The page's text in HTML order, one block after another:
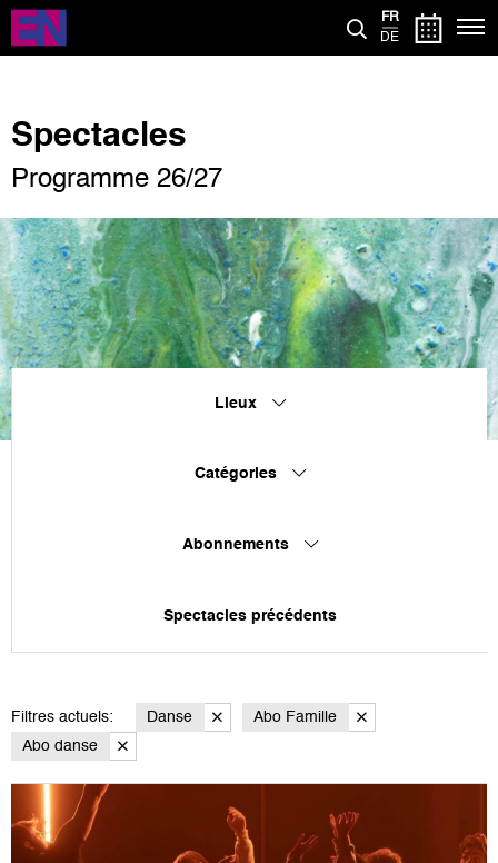
Aller
contenu
FR
DE
Spectacles
Programme 26/27
Lieux
Catégories
Abonnements
Spectacles précédents
Filtres actuels: Danse
Abo Famille
Abo danse